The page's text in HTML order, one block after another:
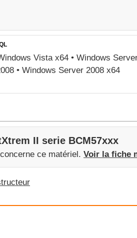
Vista x64 • Windows
• Windows Server 2008 x64
II serie BCM57xxx
ce matériel. Voir la fiche